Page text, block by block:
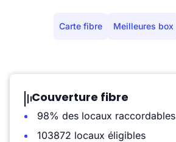
Carte fibre Meilleures box
Couverture fibre
98% des locaux raccordables
103872 locaux éligibles